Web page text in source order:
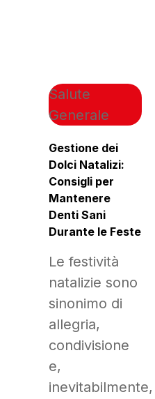
Salute
Generale
Gestione dei
Dolci Natalizi:
Consigli per
Mantenere
Denti Sani
Durante le Feste
Le festività
natalizie sono
sinonimo di
allegria,
condivisione
e,
inevitabilmente,